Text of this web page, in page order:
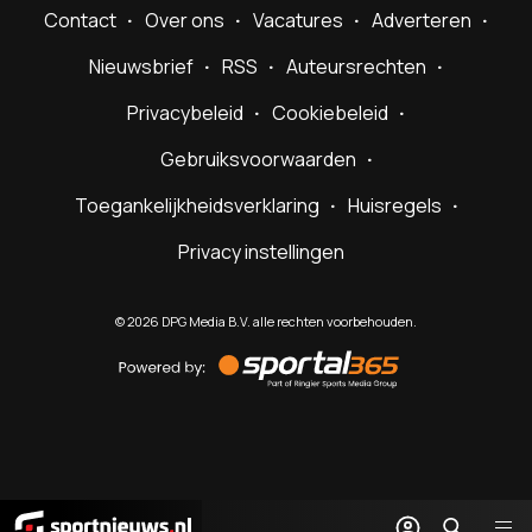
Contact Over ons Vacatures
Adverteren
Nieuwsbrief
RSS
Auteursrechten
Privacybeleid
Cookiebeleid
Gebruiksvoorwaarden
Toegankelijkheidsverklaring
Huisregels
Privacy instellingen
©2026 DPG Media B.V. alle rechten voorbehouden.
by
Sportal365